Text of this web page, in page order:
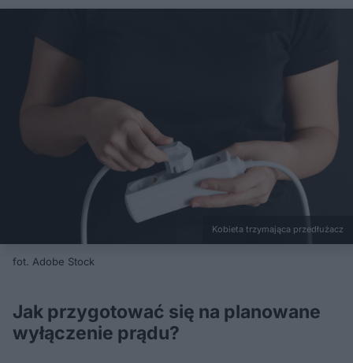
Kobieta trzymająca przedłużacz
fot. Adobe Stock
Jak przygotować się na planowane
wyłączenie prądu?